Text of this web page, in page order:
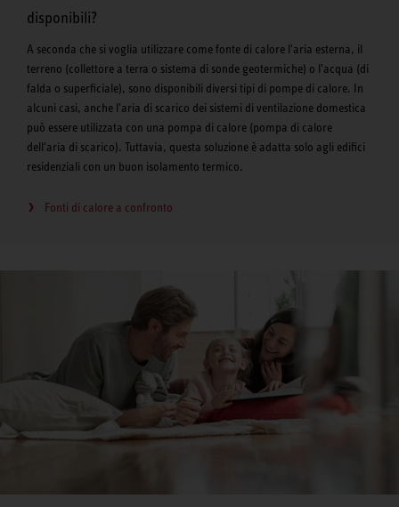
disponibili?
A seconda che si voglia utilizzare come fonte di calore l'aria esterna, il
terreno (collettore a terra o sistema di sonde geotermiche) o l'acqua (di
falda o superficiale), sono disponibili diversi tipi di pompe di calore. In
alcuni casi, anche l'aria di scarico dei sistemi di ventilazione domestica
può essere utilizzata con una pompa di calore (pompa di calore
dell'aria di scarico). Tuttavia, questa soluzione è adatta solo agli edifici
residenziali con un buon isolamento termico.
Fonti di calore a confronto